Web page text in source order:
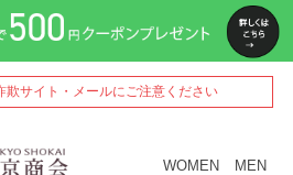
サイト・メールにご注意ください
WOMEN MEN